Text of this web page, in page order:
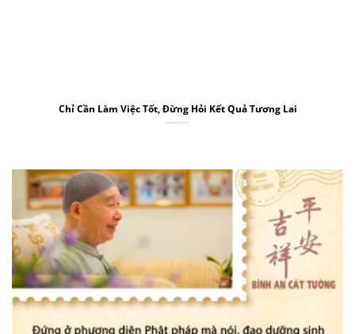
Chỉ Cần Làm Việc Tốt, Đừng Hỏi Kết Quả Tương Lai